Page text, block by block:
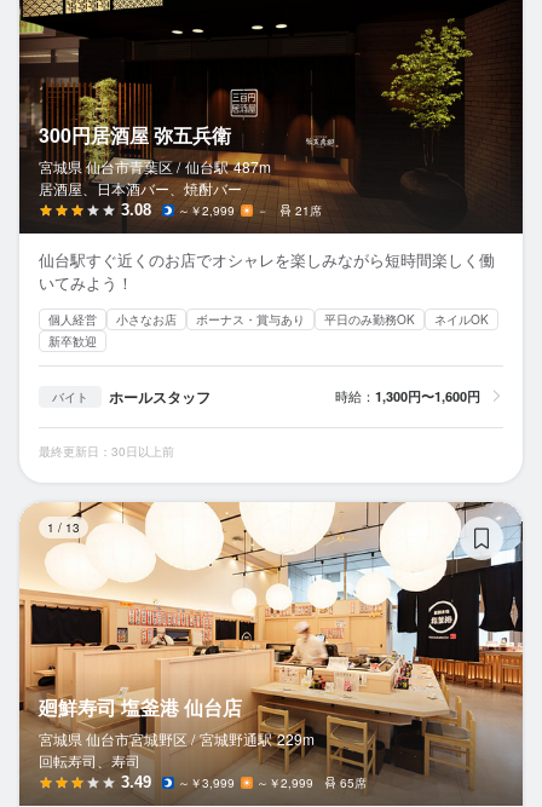
300円居酒屋 弥五兵衛
宮城県 仙台市青葉区 / 仙台駅 487m
居酒屋、日本酒バー、焼酎バー
3.08 ～￥2,999 － 21席
仙台駅すぐ近くのお店でオシャレを楽しみながら短時間楽しく働
いてみよう！
個人経営 小さなお店 ボーナス・賞与あり 平日のみ勤務OK
ネイルOK
新卒歓迎
バイト ホールスタッフ 時給： 1,300円〜1,600円
最終更新日：30日以上前
1 / 13
廻鮮寿司 塩釜港 仙台店
宮城県 仙台市宮城野区 / 宮城野通駅 229m
回転寿司、寿司
3.49 ～￥3,999 ～￥2,999 65席